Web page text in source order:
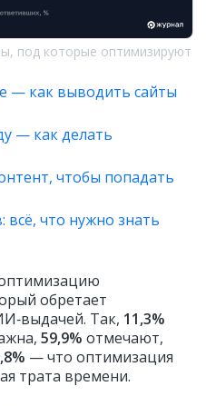
под которые оптимизируют
— как выводить сайты
— как делать
чтобы попадать
всё, что нужно знать
обретает
Так, 11,3%
59,9% отмечают,
— что оптимизация
трата времени.